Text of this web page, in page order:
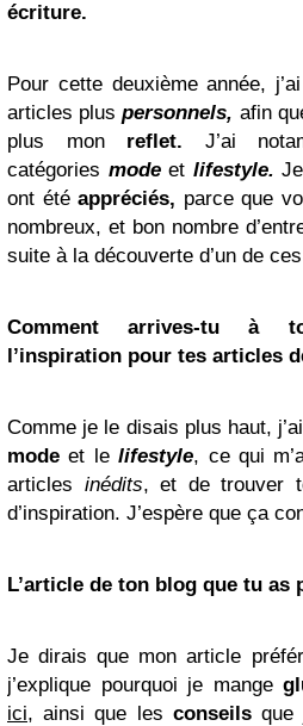
écriture.
Pour cette deuxième année,
articles pluspersonnels, afin
plus mon reflet. J’ai
catégories modeet lifestyle.
ont été appréciés, parce que
nombreux, et bon nombre
suite à la découverte d’un de
Comment arrives-tu à
l’inspiration pour tes articles
Comme je le disais plus haut,
mode et lelifestyle, ce qui
articles inédits, et de trouver
d’inspiration. J’espère que ça
L’article de ton blog que tu as
Je dirais que mon article
j’explique pourquoi je mange
ici, ainsi que les conseilsque